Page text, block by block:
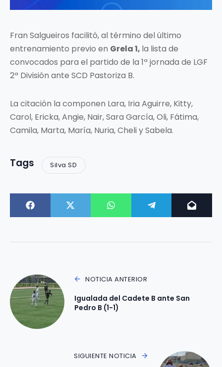
Fran Salgueiros facilitó, al término del último
entrenamiento previo en Grela 1, la lista de
convocados para el partido de la 1ª jornada de LGF
2ª División ante SCD Pastoriza B.
La citación la componen Lara, Iria Aguirre, Kitty,
Carol, Ericka, Angie, Nair, Sara García, Oli, Fátima,
Camila, Marta, María, Nuria, Cheli y Sabela.
Tags Silva SD
NOTICIA ANTERIOR
Igualada del Cadete B ante San
Pedro B (1-1)
SIGUIENTE NOTICIA